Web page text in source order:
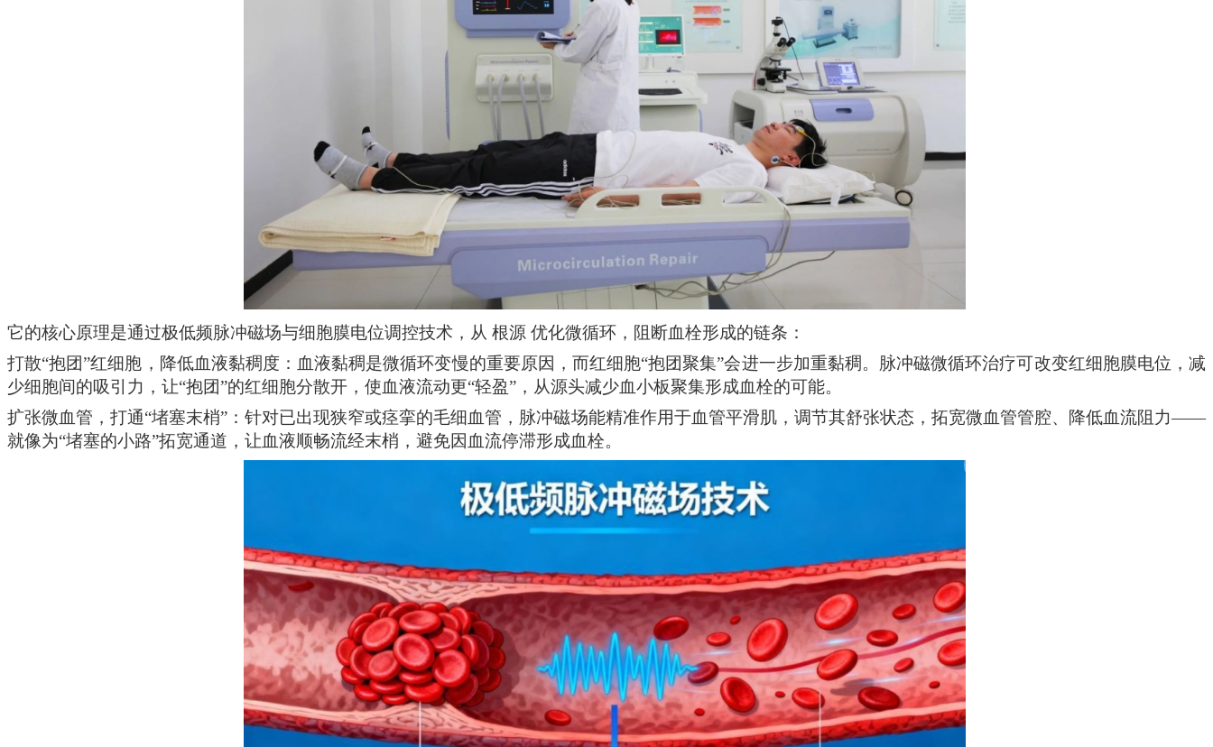
它的核心原理是通过极低频脉冲磁场与细胞膜电位调控技术，从 根源 优化微循环，阻断血栓形成的链条：
打散“抱团”红细胞，降低血液黏稠度：血液黏稠是微循环变慢的重要原因，而红细胞“抱团聚集”会进一步加重黏稠。脉冲磁微循环治疗可改变红细胞膜电位，减
少细胞间的吸引力，让“抱团”的红细胞分散开，使血液流动更“轻盈”，从源头减少血小板聚集形成血栓的可能。
扩张微血管，打通“堵塞末梢”：针对已出现狭窄或痉挛的毛细血管，脉冲磁场能精准作用于血管平滑肌，调节其舒张状态，拓宽微血管管腔、降低血流阻力——
就像为“堵塞的小路”拓宽通道，让血液顺畅流经末梢，避免因血流停滞形成血栓。